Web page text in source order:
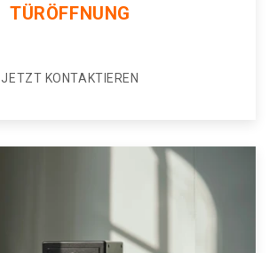
TÜRÖFFNUNG
JETZT KONTAKTIEREN